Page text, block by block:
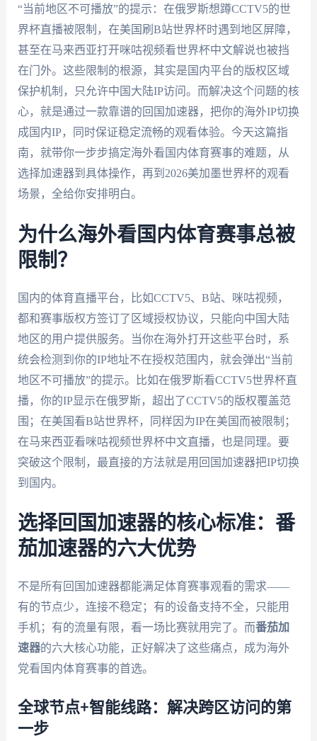
“当前地区不可播放”的提示：在俄罗斯想蹲CCTV5的世
界杯直播被限制，在美国刷B站世界杯时遇到地区屏障，
甚至在马来西亚打开咪咕视频看世界杯中文解说也被挡
在门外。这些限制的根源，其实是国内平台的版权区域
保护机制，只允许中国大陆IP访问。而解决这个问题的核
心，就是通过一款靠谱的回国加速器，把你的海外IP切换
成国内IP，同时保证稳定流畅的观看体验。今天这篇指
南，就带你一步步搞定海外看国内体育赛事的难题，从
选择加速器到具体操作，再到2026美加墨世界杯的观看
场景，全给你安排明白。
为什么海外看国内体育赛事总被
限制？
国内的体育直播平台，比如CCTV5、B站、咪咕视频，
都和赛事版权方签订了区域授权协议，只能向中国大陆
地区的用户提供服务。当你在海外打开这些平台时，系
统会检测到你的IP地址不在授权范围内，就会弹出“当前
地区不可播放”的提示。比如在俄罗斯看CCTV5世界杯直
播，你的IP显示在俄罗斯，超出了CCTV5的版权覆盖范
围；在美国看B站世界杯，同样因为IP在美国而被限制；
在马来西亚看咪咕视频世界杯中文直播，也是同理。要
突破这个限制，最直接的方法就是用回国加速器把IP切换
到国内。
选择回国加速器的核心标准：番
茄加速器的六大优势
不是所有回国加速器都能满足体育赛事观看的需求——
有的节点少，连接不稳定；有的设备支持不全，只能用
手机；有的流量有限，看一场比赛就用完了。而番茄加
速器的六大核心功能，正好解决了这些痛点，成为海外
党看国内体育赛事的首选。
全球节点+智能线路：解决跨区访问的第
一步